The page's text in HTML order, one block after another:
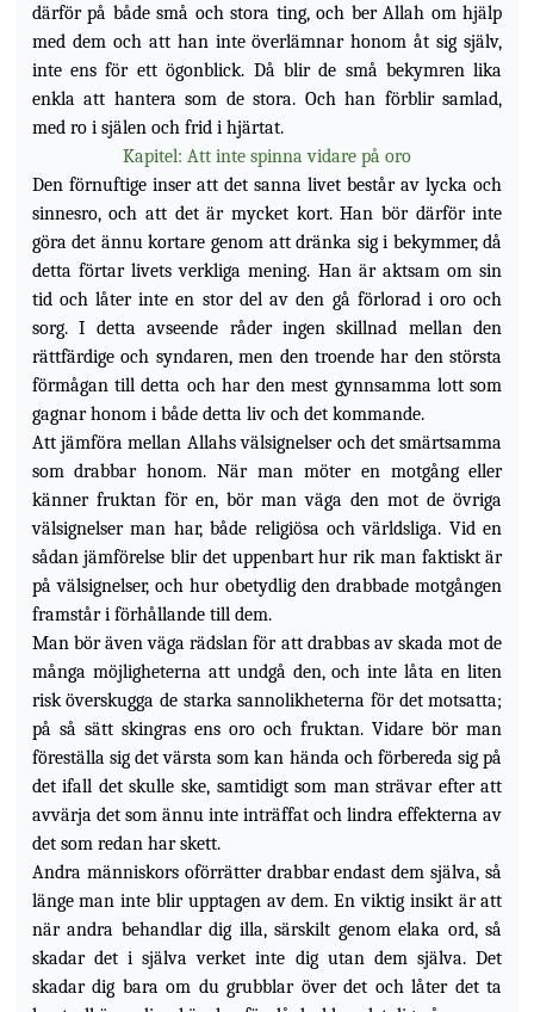
därför på både små och stora ting, och ber Allah om hjälp
med dem och att han inte överlämnar honom åt sig själv,
inte ens för ett ögonblick. Då blir de små bekymren lika
enkla att hantera som de stora. Och han förblir samlad,
med ro i själen och frid i hjärtat.
Kapitel: Att inte spinna vidare på oro
Den förnuftige inser att det sanna livet består av lycka och
sinnesro, och att det är mycket kort. Han bör därför inte
göra det ännu kortare genom att dränka sig i bekymmer, då
detta förtar livets verkliga mening. Han är aktsam om sin
tid och låter inte en stor del av den gå förlorad i oro och
sorg. I detta avseende råder ingen skillnad mellan den
rättfärdige och syndaren, men den troende har den största
förmågan till detta och har den mest gynnsamma lott som
gagnar honom i både detta liv och det kommande.
Att jämföra mellan Allahs välsignelser och det smärtsamma
som drabbar honom. När man möter en motgång eller
känner fruktan för en, bör man väga den mot de övriga
välsignelser man har, både religiösa och världsliga. Vid en
sådan jämförelse blir det uppenbart hur rik man faktiskt är
på välsignelser, och hur obetydlig den drabbade motgången
framstår i förhållande till dem.
Man bör även väga rädslan för att drabbas av skada mot de
många möjligheterna att undgå den, och inte låta en liten
risk överskugga de starka sannolikheterna för det motsatta;
på så sätt skingras ens oro och fruktan. Vidare bör man
föreställa sig det värsta som kan hända och förbereda sig på
det ifall det skulle ske, samtidigt som man strävar efter att
avvärja det som ännu inteinträffat och lindra effekterna av
det som redan har skett.
Andra människors oförrätter drabbar endast dem själva, så
länge man inte blir upptagen av dem. En viktig insikt är att
när andra behandlar dig illa, särskilt genom elaka ord, så
skadar det i själva verket inte dig utan dem själva. Det
skadar dig bara om du grubblar över det och låter det ta